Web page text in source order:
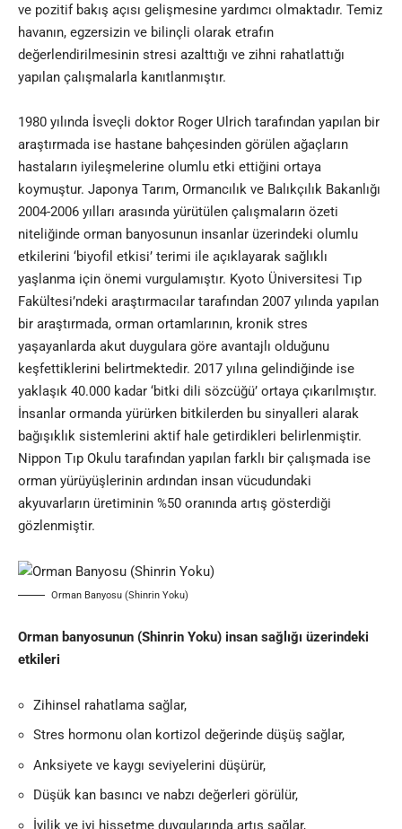
ve pozitif bakış açısı gelişmesine yardımcı olmaktadır. Temiz
havanın, egzersizin ve bilinçli olarak etrafın
değerlendirilmesinin stresi azalttığı ve zihni rahatlattığı
yapılan çalışmalarla kanıtlanmıştır.
1980 yılında İsveçli doktor Roger Ulrich tarafından yapılan bir
araştırmada ise hastane bahçesinden görülen ağaçların
hastaların iyileşmelerine olumlu etki ettiğini ortaya
koymuştur. Japonya Tarım, Ormancılık ve Balıkçılık Bakanlığı
2004-2006 yılları arasında yürütülen çalışmaların özeti
niteliğinde orman banyosunun insanlar üzerindeki olumlu
etkilerini ‘biyofil etkisi’ terimi ile açıklayarak sağlıklı
yaşlanma için önemi vurgulamıştır. Kyoto Üniversitesi Tıp
Fakültesi’ndeki araştırmacılar tarafından 2007 yılında yapılan
bir araştırmada, orman ortamlarının, kronik stres
yaşayanlarda akut duygulara göre avantajlı olduğunu
keşfettiklerini belirtmektedir. 2017 yılına gelindiğinde ise
yaklaşık 40.000 kadar ‘bitki dili sözcüğü’ ortaya çıkarılmıştır.
İnsanlar ormanda yürürken bitkilerden bu sinyalleri alarak
bağışıklık sistemlerini aktif hale getirdikleri belirlenmiştir.
Nippon Tıp Okulu tarafından yapılan farklı bir çalışmada ise
orman yürüyüşlerinin ardından insan vücudundaki
akyuvarların üretiminin %50 oranında artış gösterdiği
gözlenmiştir.
Orman Banyosu (Shinrin Yoku)
Orman banyosunun (Shinrin Yoku) insan sağlığı üzerindeki
etkileri
Zihinsel rahatlama sağlar,
Stres hormonu olan kortizol değerinde düşüş sağlar,
Anksiyete ve kaygı seviyelerini düşürür,
Düşük kan basıncı ve nabzı değerleri görülür,
İyilik ve iyi hissetme duygularında artış sağlar,